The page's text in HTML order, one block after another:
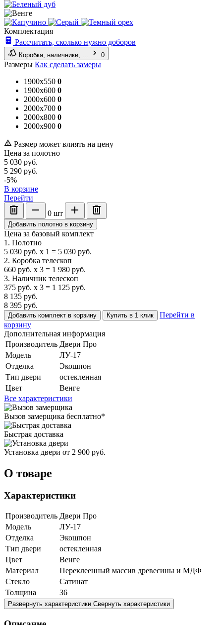
Комплектация
Рассчитать, сколько нужно доборов
Коробка, наличники, ... 0
Размеры Как сделать замеры
1900x550 0
1900x600 0
2000x600 0
2000x700 0
2000x800 0
2000x900 0
Размер может влиять на цену
Цена за полотно
5 030 руб.
5 290 руб.
-5%
В корзине
Перейти
0 шт
Добавить полотно в корзину
Цена за базовый комплект
1. Полотно
5 030 руб. x 1 = 5 030 руб.
2. Коробка телескоп
660 руб. x 3 = 1 980 руб.
3. Наличник телескоп
375 руб. x 3 = 1 125 руб.
8 135 руб.
8 395 руб.
Добавить комплект в корзину Купить в 1 клик
Перейти в
корзину
Дополнительная информация
Производитель Двери Про
Модель
ЛУ-17
Отделка
Экошпон
Тип двери
остекленная
Цвет
Венге
Все характеристики
Вызов замерщика бесплатно*
Быстрая доставка
Установка двери от 2 900 руб.
О товаре
Характеристики
Производитель Двери Про
Модель
ЛУ-17
Отделка
Экошпон
Тип двери
остекленная
Цвет
Венге
Материал
Переклеенный массив древесины и МДФ
Стекло
Сатинат
Толщина
36
Развернуть характеристики Свернуть характеристики